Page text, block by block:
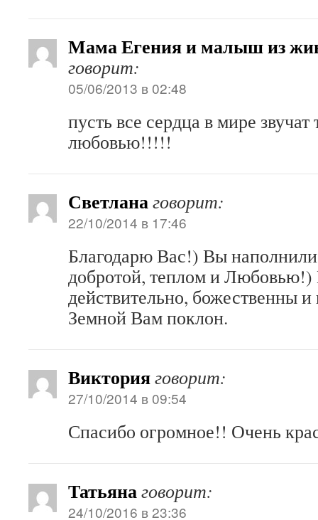
Мама Егения и малыш из
говорит:
05/06/2013 в 02:48
пусть все сердца в мире звучат
любовью!!!!!
Светланаговорит:
22/10/2014 в 17:46
Благодарю Вас!) Вы
добротой, теплом и
действительно, божественны
Земной Вам поклон.
Викторияговорит:
27/10/2014 в 09:54
Спасибо огромное!! Очень
Татьянаговорит:
24/10/2016 в 23:36